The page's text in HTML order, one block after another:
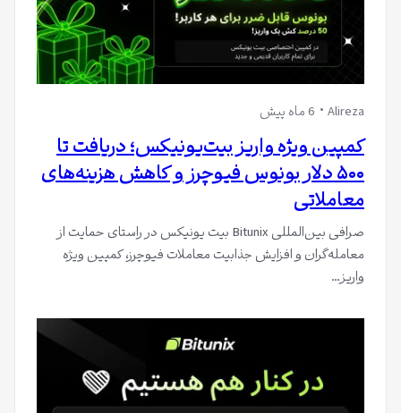
Alireza 6 ماه پیش
کمپین ویژه واریز بیت‌یونیکس؛ دریافت تا
۵۰۰ دلار بونوس فیوچرز و کاهش هزینه‌های
معاملاتی
صرافی بین‌المللی Bitunix بیت یونیکس در راستای حمایت از
معامله‌گران و افزایش جذابیت معاملات فیوچرز، کمپین ویژه
واریز…